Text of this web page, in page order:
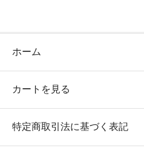
ホーム
カートを見る
特定商取引法に基づく表記